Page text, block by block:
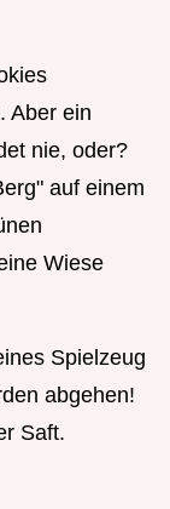
Aber ein
nie, oder?
auf einem
Wiese
Spielzeug
abgehen!
Saft.